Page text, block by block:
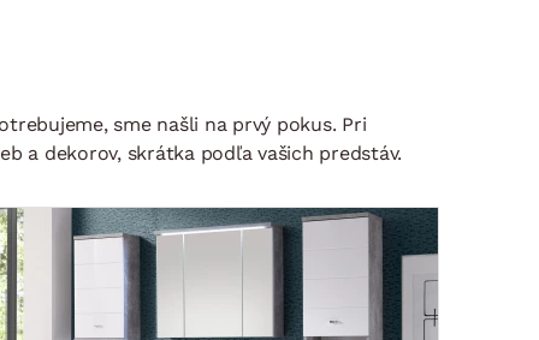
sme našli na prvý pokus. Pri
a dekorov, skrátka podľa vašich predstáv.